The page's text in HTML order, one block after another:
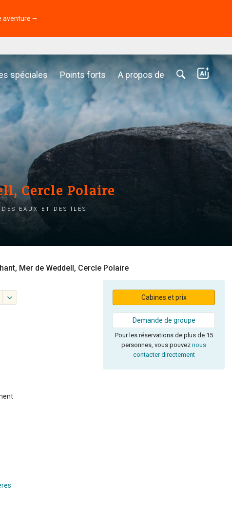
aventure ⭢
spéciales Points forts A propos de
Cercle Polaire
eaux et des îles
Mer de Weddell, Cercle Polaire
Cabines et prix
Demande de groupe
Pour les réservations de plus de 15
personnes, vous pouvez nous
contacter directement